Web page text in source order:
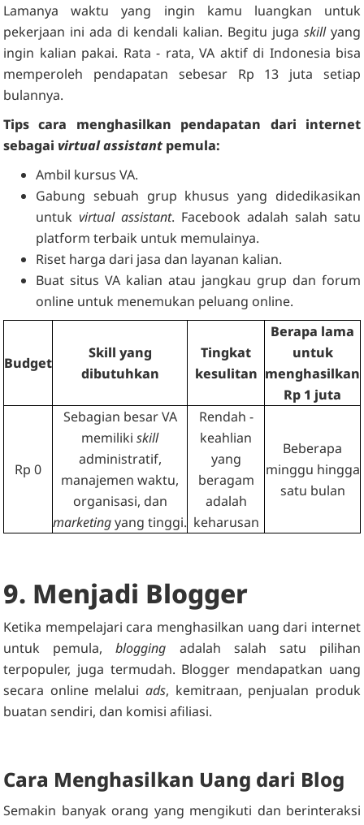
Lamanya waktu yang ingin kamu luangkan untuk
pekerjaan ini ada di kendali kalian. Begitu juga skill yang
ingin kalian pakai. Rata - rata, VA aktif di Indonesia bisa
memperoleh pendapatan sebesar Rp 13 juta setiap
bulannya.
Tips cara menghasilkan pendapatan dari internet
sebagai virtual assistant pemula:
Ambil kursus VA.
Gabung sebuah grup khusus yang didedikasikan
untuk virtual assistant. Facebook adalah salah satu
platform terbaik untuk memulainya.
Riset harga dari jasa dan layanan kalian.
Buat situs VA kalian atau jangkau grup dan forum
online untuk menemukan peluang online.
Budget
Skill yang
dibutuhkan
Tingkat
kesulitan
Berapa lama
untuk
menghasilkan
Rp 1 juta
Rp 0
Sebagian besar VA
memiliki skill
administratif,
manajemen waktu,
organisasi, dan
marketingyang tinggi.
Rendah -
keahlian
yang
beragam
adalah
keharusan
Beberapa
minggu hingga
satu bulan
9. Menjadi Blogger
Ketika mempelajari cara menghasilkan uang dari internet
untuk pemula,blogging adalah salah satu pilihan
terpopuler, juga termudah. Blogger mendapatkan uang
secara online melalui ads, kemitraan, penjualan produk
buatan sendiri, dan komisi afiliasi.
Cara Menghasilkan Uang dari Blog
Semakin banyak orang yang mengikuti dan berinteraksi